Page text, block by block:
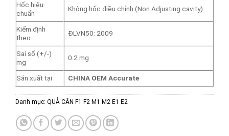
Hốc hiệu
chuẩn
Không hốc điều chỉnh (Non Adjusting cavity).
Kiểm định
theo
ĐLVN50: 2009
Sai số (+/-)
mg
0.2 mg
Sản xuất tại CHINA OEM Accurate
Danh mục: QUẢ CÂN F1 F2 M1 M2 E1 E2